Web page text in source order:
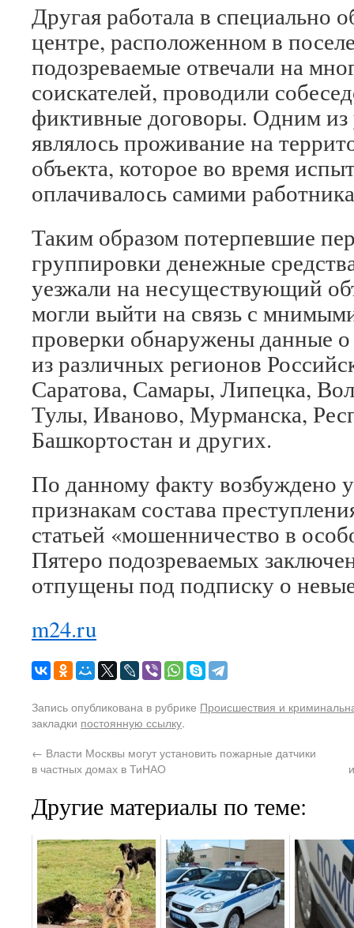
Другая работала в специально
центре, расположенном в
подозреваемые отвечали на
соискателей, проводили
фиктивные договоры. Одним из
являлось проживание на
объекта, которое во время
оплачивалось самими
Таким образом потерпевшие
группировки денежные
уезжали на несуществующий
могли выйти на связь с
проверки обнаружены данные
из различных регионов
Саратова, Самары, Липецка,
Тулы, Иваново, Мурманска,
Башкортостан и других.
По данному факту возбуждено
признакам состава
статьей «мошенничество в
Пятеро подозреваемых
отпущены под подписку о
m24.ru
Запись опубликована в рубрике Происшествия и
закладки постоянную ссылку.
← Власти Москвы могут установить пожарные датчики
в частных домах в ТиНАО
Другие материалы по теме: